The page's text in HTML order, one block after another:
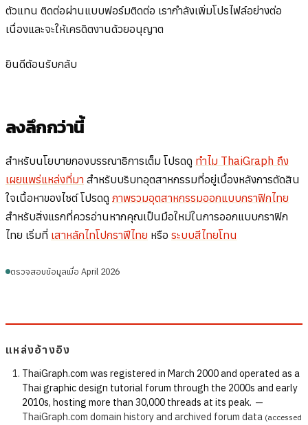
ตัวแทน ติดต่อผ่านแบบฟอร์มติดต่อ เรากำลังเพิ่มโปรไฟล์อย่างต่อ
เนื่องและจะให้เครดิตงานด้วยอนุญาต
ยินดีต้อนรับกลับ
ลงลึกกว่านี้
สำหรับนโยบายกองบรรณาธิการเต็ม โปรดดู ทำไม ThaiGraph ถึง
เผยแพร่แหล่งที่มา สำหรับบริบทอุตสาหกรรมที่อยู่เบื้องหลังการตัดสิน
ใจเนื้อหาของไซต์ โปรดดู ภาพรวมอุตสาหกรรมออกแบบกราฟิกไทย
สำหรับสิ่งแรกที่ควรอ่านหากคุณเป็นมือใหม่ในการออกแบบกราฟิก
ไทย เริ่มที่ เสาหลักไทโปกราฟีไทย หรือ ระบบสีไทยโทน
ตรวจสอบข้อมูลเมื่อ April 2026
แหล่งอ้างอิง
ThaiGraph.com was registered in March 2000 and operated as a
Thai graphic design tutorial forum through the 2000s and early
2010s, hosting more than 30,000 threads at its peak. —
ThaiGraph.com domain history and archived forum data (accessed